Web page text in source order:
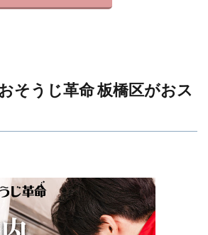
そうじ革命 板橋区がおス